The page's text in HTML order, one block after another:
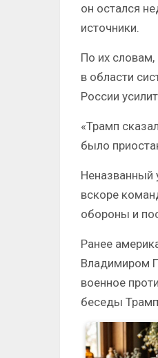
он остался
источники.
По их
в области
России
«Трамп
было
Неназванный
вскоре
обороны и
Ранее
Владимиром
военное
беседы